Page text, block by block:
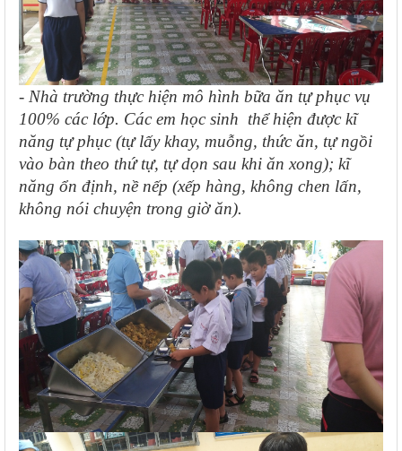
- Nhà trường thực hiện mô hình bữa ăn tự phục vụ
100% các lớp. Các em học sinh thể hiện được kĩ
năng tự phục (tự lấy khay, muỗng, thức ăn, tự ngồi
vào bàn theo thứ tự, tự dọn sau khi ăn xong); kĩ
năng ổn định, nề nếp (xếp hàng, không chen lấn,
không nói chuyện trong giờ ăn).